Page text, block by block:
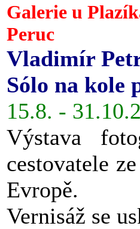
Galerie u
Peruc
Vladimír
Sólo na kole
15.8. -
Výstava
cestovatele
Evropě.
Vernisáž se